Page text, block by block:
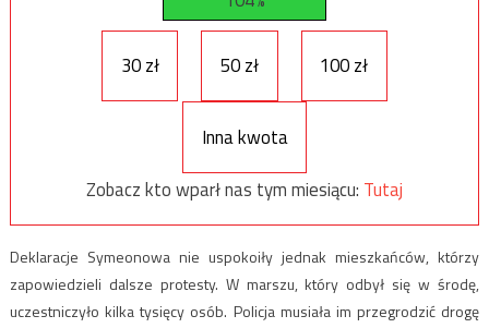
30 zł 50 zł 100 zł
Inna kwota
Zobacz kto wparł nas tym miesiącu: Tutaj
Deklaracje Symeonowa nie uspokoiły jednak mieszkańców, którzy
zapowiedzieli dalsze protesty. W marszu, który odbył się w środę,
uczestniczyło kilka tysięcy osób. Policja musiała im przegrodzić drogę